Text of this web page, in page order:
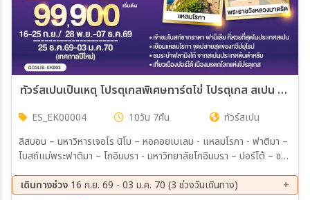
ทัวร์สเปนเป็นเหตุ โปรตุเกสพิเศษทาร์ตไข่ โปรตุเกส สเปน 10วัน 7คืน (EK)
ES_EK00004 10วัน 7คืน
ทัวร์สเปน
ลิสบอน – มหาวิหารเจอโร นิโม – หอคอยเบเลม - แหลมโรกา - ฟาติมา –
โบสถ์แม่พระฟาติมา – โกอิมบรา - มหาวิทยาลัยโกอิมบรา – ปอร์โต้ – ซา
– โทเลโด – มหาวิหารแห่งโทเลโด - มาดริด - พลาซ่า มายอร์ – วาเลนเซีย
เดินทางช่วง 16 ก.ย. 69 - 03 ม.ค. 70 (3 ช่วงวันเดินทาง)